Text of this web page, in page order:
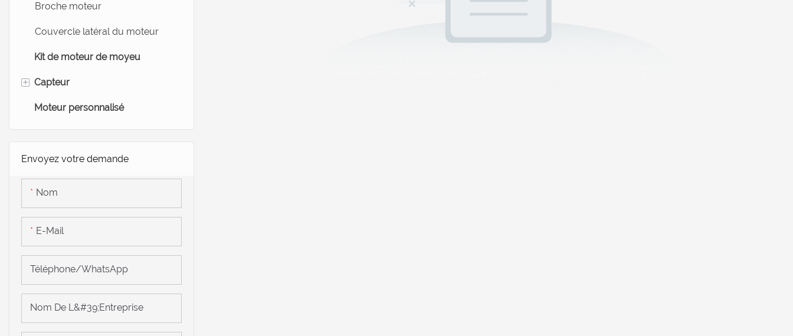
Moteur de moyeu de scooter
Moteur de tapis roulant
Moteurs médicaux
Broche moteur
Couvercle latéral du moteur
Kit de moteur de moyeu
+ Capteur
Capteur de vélo électrique
Capteur de cellules de charge
Moteur personnalisé
Envoyez votre demande
Nom
E-Mail
Téléphone/WhatsApp
Nom De L&#39;entreprise